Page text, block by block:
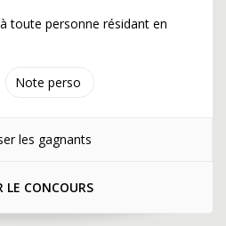
Note perso
toute personne résidant en
les gagnants
LE CONCOURS